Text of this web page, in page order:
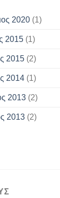
2020(1)
2015(1)
2015(2)
2014(1)
2013(2)
2013(2)